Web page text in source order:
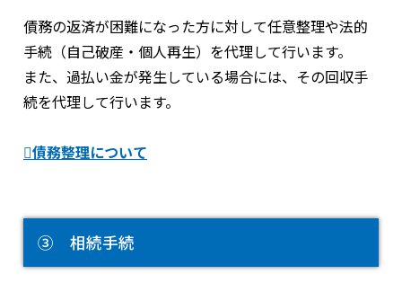
債務の返済が困難になった方に対して任意整理や法的
手続（自己破産・個人再生）を代理して行います。
また、過払い金が発生している場合には、その回収手
続を代理して行います。
債務整理について
③ 相続手続